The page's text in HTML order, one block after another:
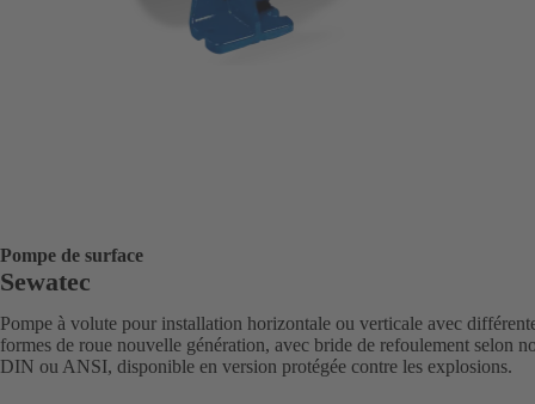
Pompe de surface
Sewatec
Pompe à volute pour installation horizontale ou verticale avec
formes de roue nouvelle génération, avec bride de refoulement selon
DIN ou ANSI, disponible en version protégée contre les explosions.